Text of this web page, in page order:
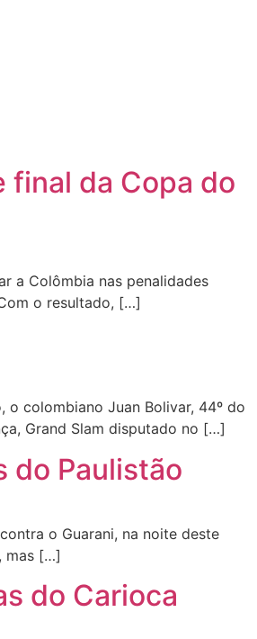
final da Copa do
a Colômbia nas penalidades
o resultado, […]
o colombiano Juan Bolivar, 44º do
Grand Slam disputado no […]
do Paulistão
o Guarani, na noite deste
mas […]
do Carioca